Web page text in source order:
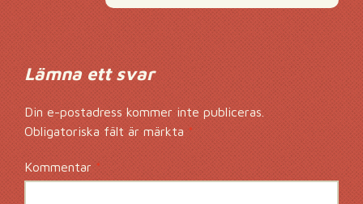
Lämna ett svar
Din e-postadress kommer inte publiceras.
Obligatoriska fält är märkta *
Kommentar*